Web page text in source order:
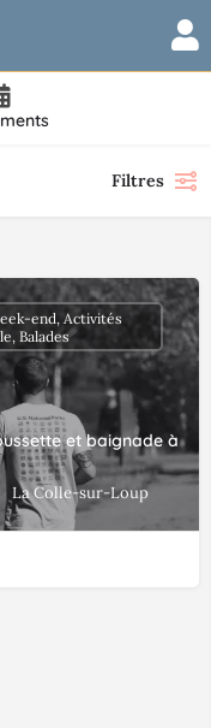
Filtres
et baignade à
La Colle-sur-Loup
end, Activités
Balades